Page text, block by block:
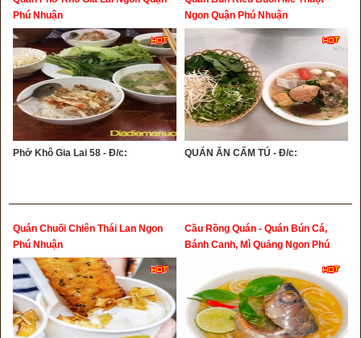
Phú Nhuận
Phở Khô Gia Lai 58 - Đ/c:
Ngon Quận Phú Nhuận
QUÁN ĂN CẨM TÚ - Đ/c:
Quán Chuối Chiên Thái Lan Ngon
Phú Nhuận
Cầu Rồng Quán - Quán Bún Cá,
Bánh Canh, Mì Quảng Ngon Phú